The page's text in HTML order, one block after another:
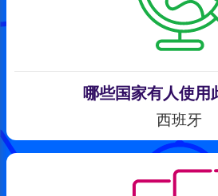
哪些国家有人使用
西班牙